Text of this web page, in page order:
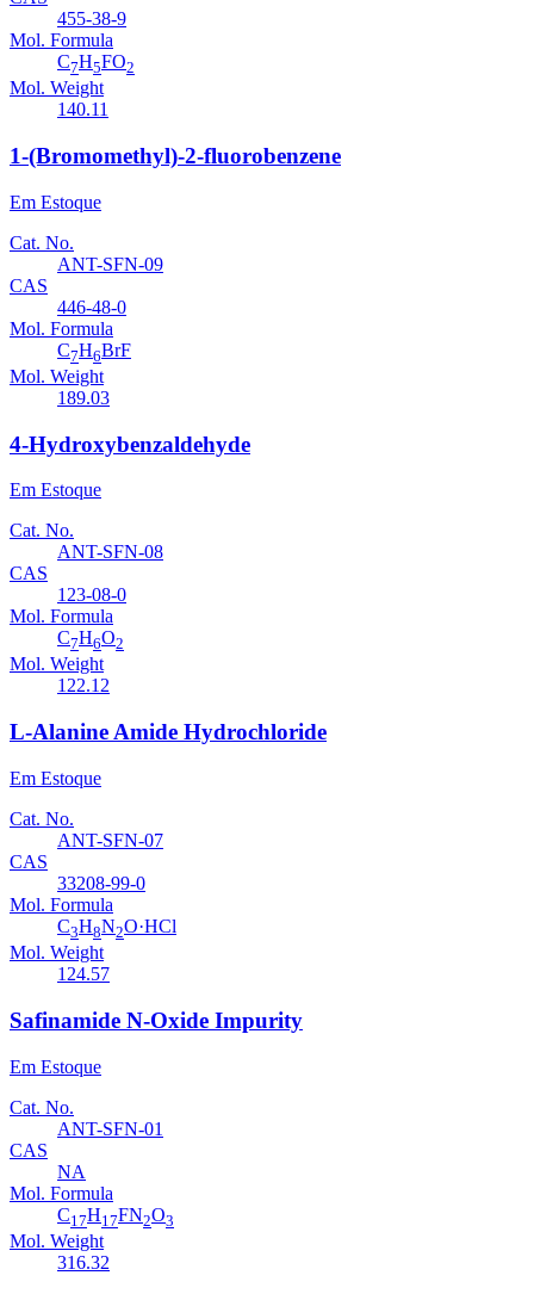
455-38-9
Mol. Formula
C7H5FO2
Mol. Weight
140.11
1-(Bromomethyl)-2-fluorobenzene
Em Estoque
Cat. No.
ANT-SFN-09
CAS
446-48-0
Mol. Formula
C7H6BrF
Mol. Weight
189.03
4-Hydroxybenzaldehyde
Em Estoque
Cat. No.
ANT-SFN-08
CAS
123-08-0
Mol. Formula
C7H6O2
Mol. Weight
122.12
L-Alanine Amide Hydrochloride
Em Estoque
Cat. No.
ANT-SFN-07
CAS
33208-99-0
Mol. Formula
C3H8N2O·HCl
Mol. Weight
124.57
Safinamide N-Oxide Impurity
Em Estoque
Cat. No.
ANT-SFN-01
CAS
NA
Mol. Formula
C17H17FN2O3
Mol. Weight
316.32